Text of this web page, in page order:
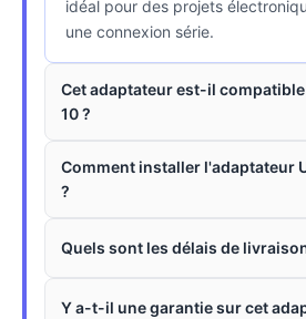
idéal pour des projets
une connexion série.
Cet adaptateur est-il
10 ?
Comment installer l'adaptateur
?
Quels sont les délais de
Y a-t-il une garantie sur cet